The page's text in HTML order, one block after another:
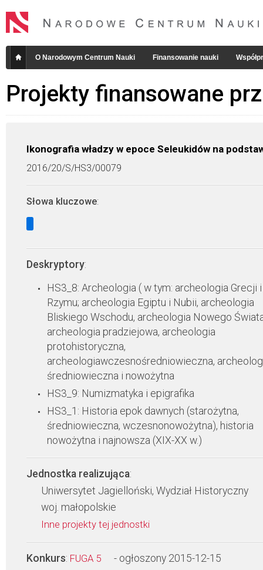
O Narodowym Centrum Nauki Finansowanie nauki
Projekty finansowane
Ikonografia władzy w epoce Seleukidów na
2016/20/S/HS3/00079
Słowa kluczowe:
Deskryptory:
HS3_8: Archeologia ( w tym: archeologia Grecji i
Rzymu; archeologia Egiptu i Nubii, archeologia
Bliskiego Wschodu, archeologia Nowego
archeologia pradziejowa, archeologia
protohistoryczna,
archeologiawczesnośredniowieczna,
średniowieczna i nowożytna
HS3_9: Numizmatyka i epigrafika
HS3_1: Historia epok dawnych (starożytna,
średniowieczna, wczesnonowożytna), historia
nowożytna i najnowsza (XIX-XX w.)
Jednostka realizująca:
Uniwersytet Jagielloński, Wydział Historyczny
woj. małopolskie
Inne projekty tej jednostki
Konkurs: FUGA 5 - ogłoszony 2015-12-15